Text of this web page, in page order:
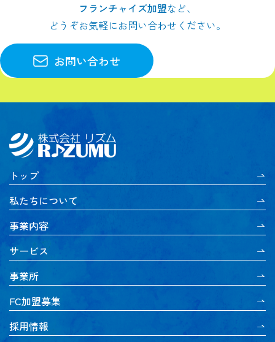
フランチャイズ加盟など、
どうぞお気軽にお問い合わせください。
お問い合わせ
トップ
私たちについて
事業内容
サービス
事業所
FC加盟募集
採用情報